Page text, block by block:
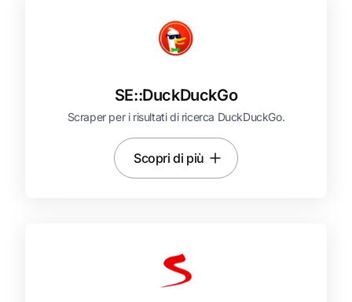
SE::DuckDuckGo
Scraper per i risultati di ricerca DuckDuckGo.
Scopri di più